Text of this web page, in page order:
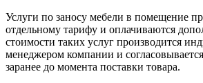
Услуги по заносу мебели в помещение
отдельному тарифу и оплачиваются
стоимости таких услуг производится
менеджером компании и
заранее до момента поставки товара.